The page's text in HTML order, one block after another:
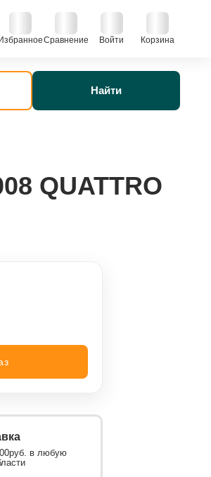
ИзбранноеСравнение Войти Корзина
Найти
QUATTRO
в любую